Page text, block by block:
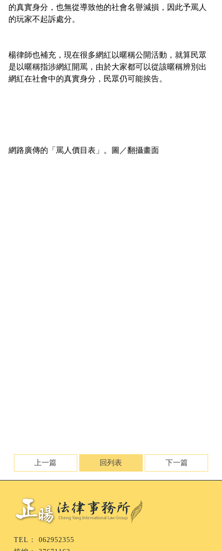
的真實身分，也無從導致他的社會名譽減損，因此予罵人
的玩家不起訴處分。
楊律師也補充，現在很多網紅以暱稱公開活動，就算民眾
是以暱稱指涉網紅開罵，由於大家都可以從該暱稱辨別出
網紅在社會中的真實身分，民眾仍可能挨告。
網路廣傳的「罵人價目表」。圖／翻攝畫面
上一篇 回列表 下一篇
062952355